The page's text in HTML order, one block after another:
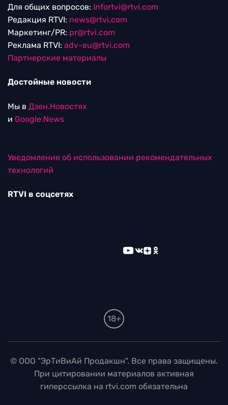
Для общих вопросов: Infortvi@rtvi.com
Редакция RTVI: news@rtvi.com
Маркетинг/PR: pr@rtvi.com
Реклама RTVI: adv-eu@rtvi.com
Партнерские материалы
Достойные новости
Мы в Дзен.Новостях
и Google.News
Уведомление об использовании рекомендательных
технологий
RTVI в соцсетях
18+
© ООО "ЭрТиВиАй Продакшн". Все права защищены.
При цитировании материалов активная
гиперссылка на rtvi.com обязательна